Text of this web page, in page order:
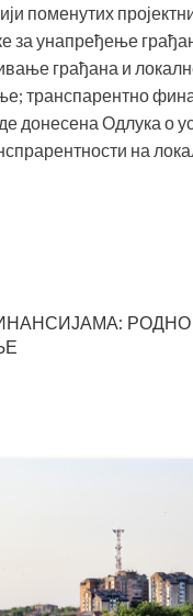
поменутих
унапређење
грађана и
транспарентно
донесена Одлука о
на
РОДНО